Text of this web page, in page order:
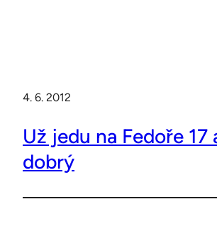
4. 6. 2012
Už jedu na Fedoře 17
dobrý